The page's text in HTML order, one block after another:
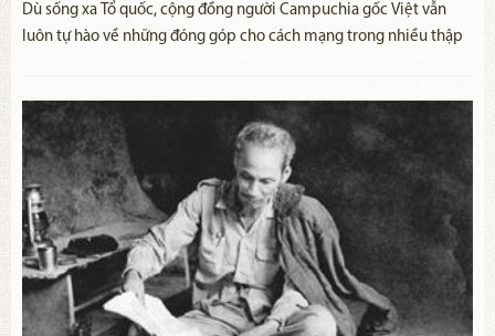
​Dù sống xa Tổ quốc, cộng đồng người Campuchia gốc Việt vẫn
luôn tự hào về những đóng góp cho cách mạng trong nhiều thập